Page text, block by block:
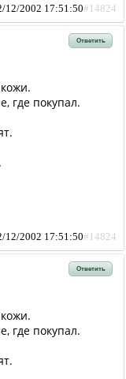
12/2002 17:51:50#14824
Ответить
где покупал.
12/2002 17:51:50#14824
Ответить
где покупал.